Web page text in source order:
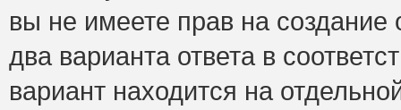
вы не имеете прав на
два варианта ответа в
вариант находится на